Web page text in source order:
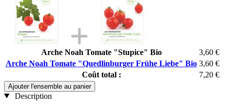
Arche Noah Tomate "Stupice" Bio
3,60 €
Arche Noah Tomate "Quedlinburger Frühe Liebe" Bio 3,60 €
Coût total :
7,20 €
Ajouter l'ensemble au panier
Description